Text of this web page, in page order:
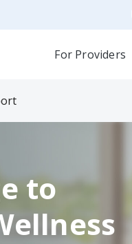
For Providers
to